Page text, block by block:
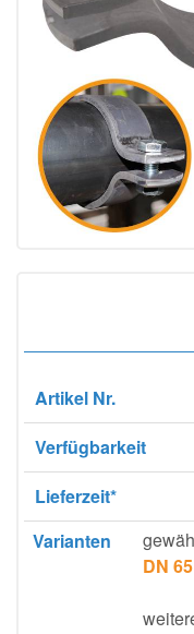
Artikel Nr.
Verfügbarkeit
Lieferzeit*
Varianten
DN